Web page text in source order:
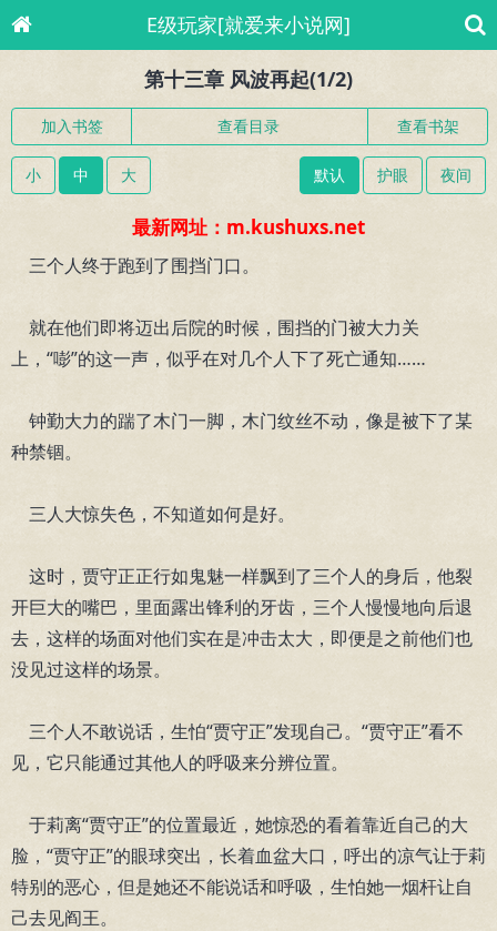
E级玩家[就爱来小说网]
第十三章 风波再起(1/2)
加入书签 查看目录 查看书架
小 中 大 默认 护眼 夜间
最新网址：m.kushuxs.net
三个人终于跑到了围挡门口。
就在他们即将迈出后院的时候，围挡的门被大力关
上，“嘭”的这一声，似乎在对几个人下了死亡通知……
钟勤大力的踹了木门一脚，木门纹丝不动，像是被下了某
种禁锢。
三人大惊失色，不知道如何是好。
这时，贾守正正行如鬼魅一样飘到了三个人的身后，他裂
开巨大的嘴巴，里面露出锋利的牙齿，三个人慢慢地向后退
去，这样的场面对他们实在是冲击太大，即便是之前他们也
没见过这样的场景。
三个人不敢说话，生怕“贾守正”发现自己。“贾守正”看不
见，它只能通过其他人的呼吸来分辨位置。
于莉离“贾守正”的位置最近，她惊恐的看着靠近自己的大
脸，“贾守正”的眼球突出，长着血盆大口，呼出的凉气让于莉
特别的恶心，但是她还不能说话和呼吸，生怕她一烟杆让自
己去见阎王。